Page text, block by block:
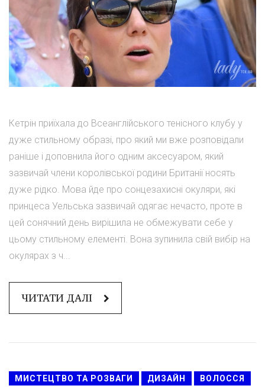
Кетрін приїхала до Всеанглійського тенісного клубу у
дуже стильному образі, про який ми вже розповідали
раніше і доповнила його одним аксесуаром, який
зазвичай члени королівської родини Британії носять
дуже рідко. Мова йде про сонцезахисні окуляри, які
принцеса Уельська зазвичай одягає нечасто, проте в
цей сонячний день вирішила не обмежувати себе у
цьому стильному елементі. Вона зупинила свій вибір на
окулярах з ч...
ЧИТАТИ ДАЛІ
МИСТЕЦТВО ТА РОЗВАГИ ДИЗАЙН ВОЛОССЯ